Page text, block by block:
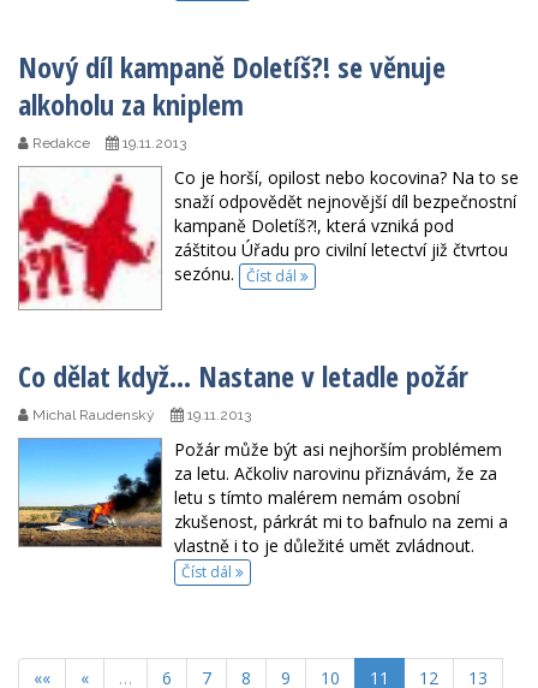
Nový díl kampaně Doletíš?! se věnuje
alkoholu za kniplem
Redakce 19.11.2013
Co je horší, opilost nebo kocovina? Na to se
snaží odpovědět nejnovější díl bezpečnostní
kampaně Doletíš?!, která vzniká pod
záštitou Úřadu pro civilní letectví již čtvrtou
sezónu.
Číst dál
Co dělat když… Nastane v letadle požár
Michal Raudenský 19.11.2013
Požár může být asi nejhorším problémem
za letu. Ačkoliv narovinu přiznávám, že za
letu s tímto malérem nemám osobní
zkušenost, párkrát mi to bafnulo na zemi a
vlastně i to je důležité umět zvládnout.
Číst dál
«« « … 6 7 8 9 10 11 12 13